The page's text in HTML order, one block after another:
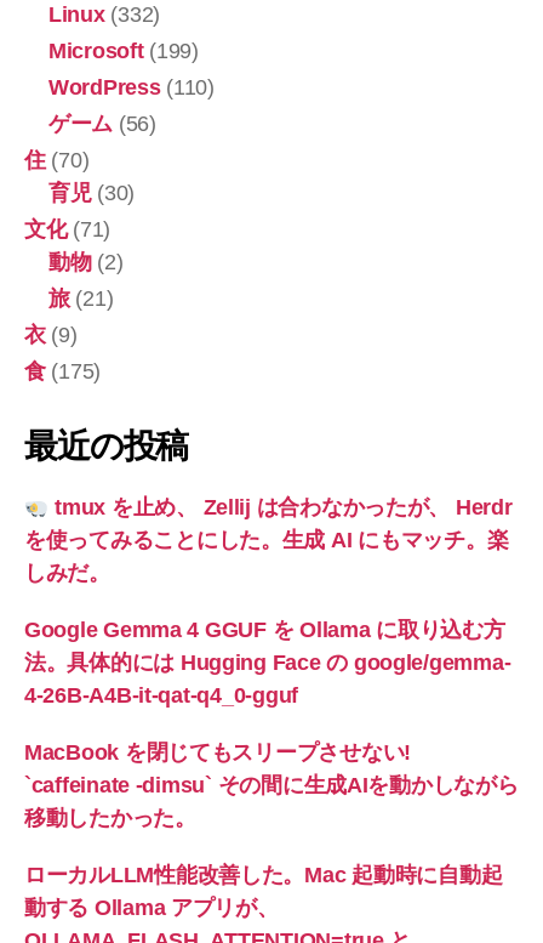
Linux(332)
Microsoft(199)
WordPress(110)
ゲーム (56)
住(70)
育児(30)
文化(71)
動物(2)
旅(21)
衣(9)
食(175)
最近の投稿
tmux を止め、 Zellij は合わなかったが、 Herdr
を使ってみることにした。生成 AI にもマッチ。楽
しみだ。
Google Gemma 4 GGUF を Ollama に取り込む方
法。具体的には Hugging Face の google/gemma-
4-26B-A4B-it-qat-q4_0-gguf
MacBook を閉じてもスリープさせない!
`caffeinate -dimsu` その間に生成AIを動かしながら
移動したかった。
ローカルLLM性能改善した。Mac 起動時に自動起
動する Ollama アプリが、